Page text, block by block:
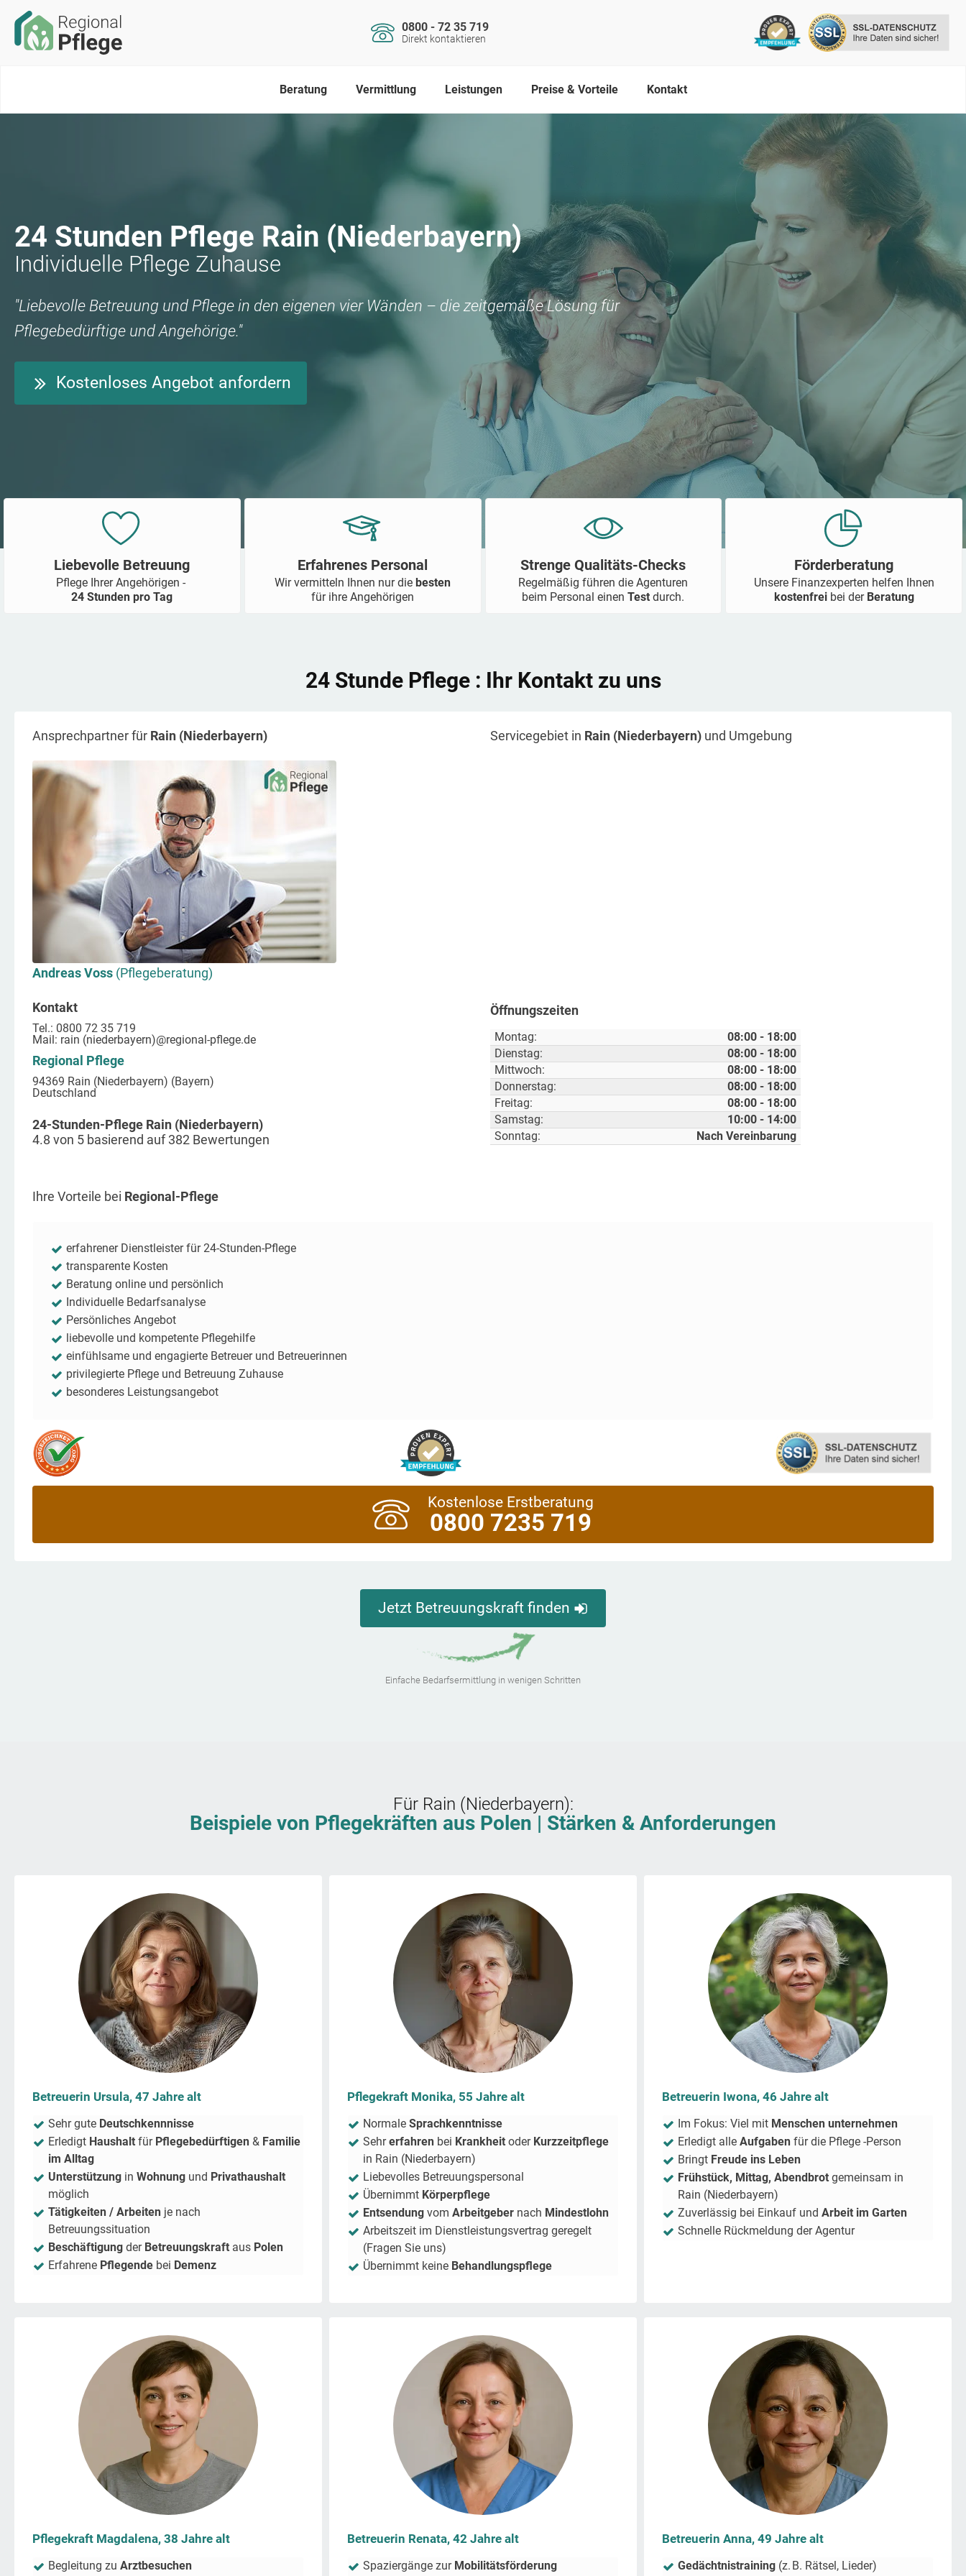
0800 - 72 35 719
Direkt kontaktieren
Beratung Vermittlung Leistungen Preise & Vorteile Kontakt
24 Stunden Pflege Rain (Niederbayern)
Individuelle Pflege Zuhause
"Liebevolle Betreuung und Pflege in den eigenen vier Wänden – die zeitgemäße Lösung für
Pflegebedürftige und Angehörige."
Kostenloses Angebot anfordern
Liebevolle Betreuung
Pflege Ihrer Angehörigen -
24 Stunden pro Tag
Erfahrenes Personal
Wir vermitteln Ihnen nur diebesten
für ihre Angehörigen
Strenge Qualitäts-Checks
Regelmäßig führen die Agenturen
beim Personal einenTestdurch.
Förderberatung
Unsere Finanzexperten helfen Ihnen
kostenfrei bei der Beratung
24 Stunde Pflege : Ihr Kontakt zu uns
Ansprechpartner für Rain (Niederbayern)
Andreas Voss (Pflegeberatung)
Kontakt
Tel.: 0800 72 35 719
Mail: rain (niederbayern)@regional-pflege.de
Regional Pflege
94369 Rain (Niederbayern) (Bayern)
Deutschland
24-Stunden-Pflege Rain (Niederbayern)
4.8 von 5 basierend auf382 Bewertungen
Servicegebiet in Rain (Niederbayern) und Umgebung
Öffnungszeiten
Montag:
08:00 - 18:00
Dienstag:
08:00 - 18:00
Mittwoch:
08:00 - 18:00
Donnerstag:
08:00 - 18:00
Freitag:
08:00 - 18:00
Samstag:
10:00 - 14:00
Sonntag:
Nach Vereinbarung
Ihre Vorteile bei Regional-Pflege
erfahrener Dienstleister für 24-Stunden-Pflege
transparente Kosten
Beratung online und persönlich
Individuelle Bedarfsanalyse
Persönliches Angebot
liebevolle und kompetente Pflegehilfe
einfühlsame und engagierte Betreuer und Betreuerinnen
privilegierte Pflege und Betreuung Zuhause
besonderes Leistungsangebot
Kostenlose Erstberatung
0800 7235 719
Jetzt Betreuungskraft finden
Einfache Bedarfsermittlung in wenigen Schritten
Für Rain (Niederbayern):
Beispiele von Pflegekräften aus Polen | Stärken & Anforderungen
Betreuerin Ursula, 47 Jahre alt
Sehr gute Deutschkennnisse
Erledigt Haushalt für Pflegebedürftigen & Familie
im Alltag
Unterstützung in Wohnung und Privathaushalt
möglich
Tätigkeiten / Arbeiten je nach
Betreuungssituation
Beschäftigung der Betreuungskraft aus Polen
Erfahrene Pflegende bei Demenz
Pflegekraft Monika, 55 Jahre alt
Normale Sprachkenntnisse
Sehrerfahren bei Krankheit oder Kurzzeitpflege
in Rain (Niederbayern)
Liebevolles Betreuungspersonal
Übernimmt Körperpflege
Entsendung vom Arbeitgeber nach Mindestlohn
Arbeitszeit im Dienstleistungsvertrag geregelt
(Fragen Sie uns)
Übernimmt keine Behandlungspflege
Betreuerin Iwona, 46 Jahre alt
Im Fokus: Viel mit Menschen unternehmen
Erledigt alle Aufgaben für die Pflege -Person
Bringt Freude ins Leben
Frühstück, Mittag, Abendbrot gemeinsam in
Rain (Niederbayern)
Zuverlässig bei Einkauf und Arbeit im Garten
Schnelle Rückmeldung der Agentur
Pflegekraft Magdalena, 38 Jahre alt
Begleitung zu Arztbesuchen
Betreuerin Renata, 42 Jahre alt
Spaziergänge zur Mobilitätsförderung
Betreuerin Anna, 49 Jahre alt
Gedächtnistraining (z. B. Rätsel, Lieder)